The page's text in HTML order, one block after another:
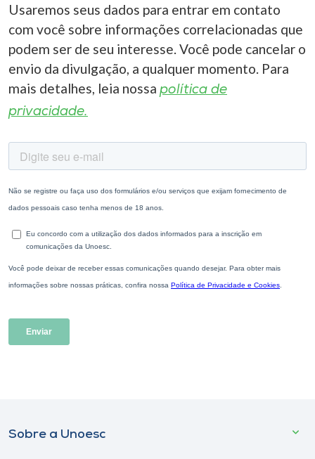
Usaremos seus dados para entrar em contato
com você sobre informações correlacionadas que
podem ser de seu interesse. Você pode cancelar o
envio da divulgação, a qualquer momento. Para
mais detalhes, leia nossa política de
privacidade.
Sobre a Unoesc